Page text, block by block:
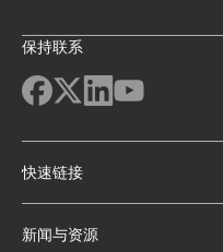
保持联系
快速链接
新闻与资源